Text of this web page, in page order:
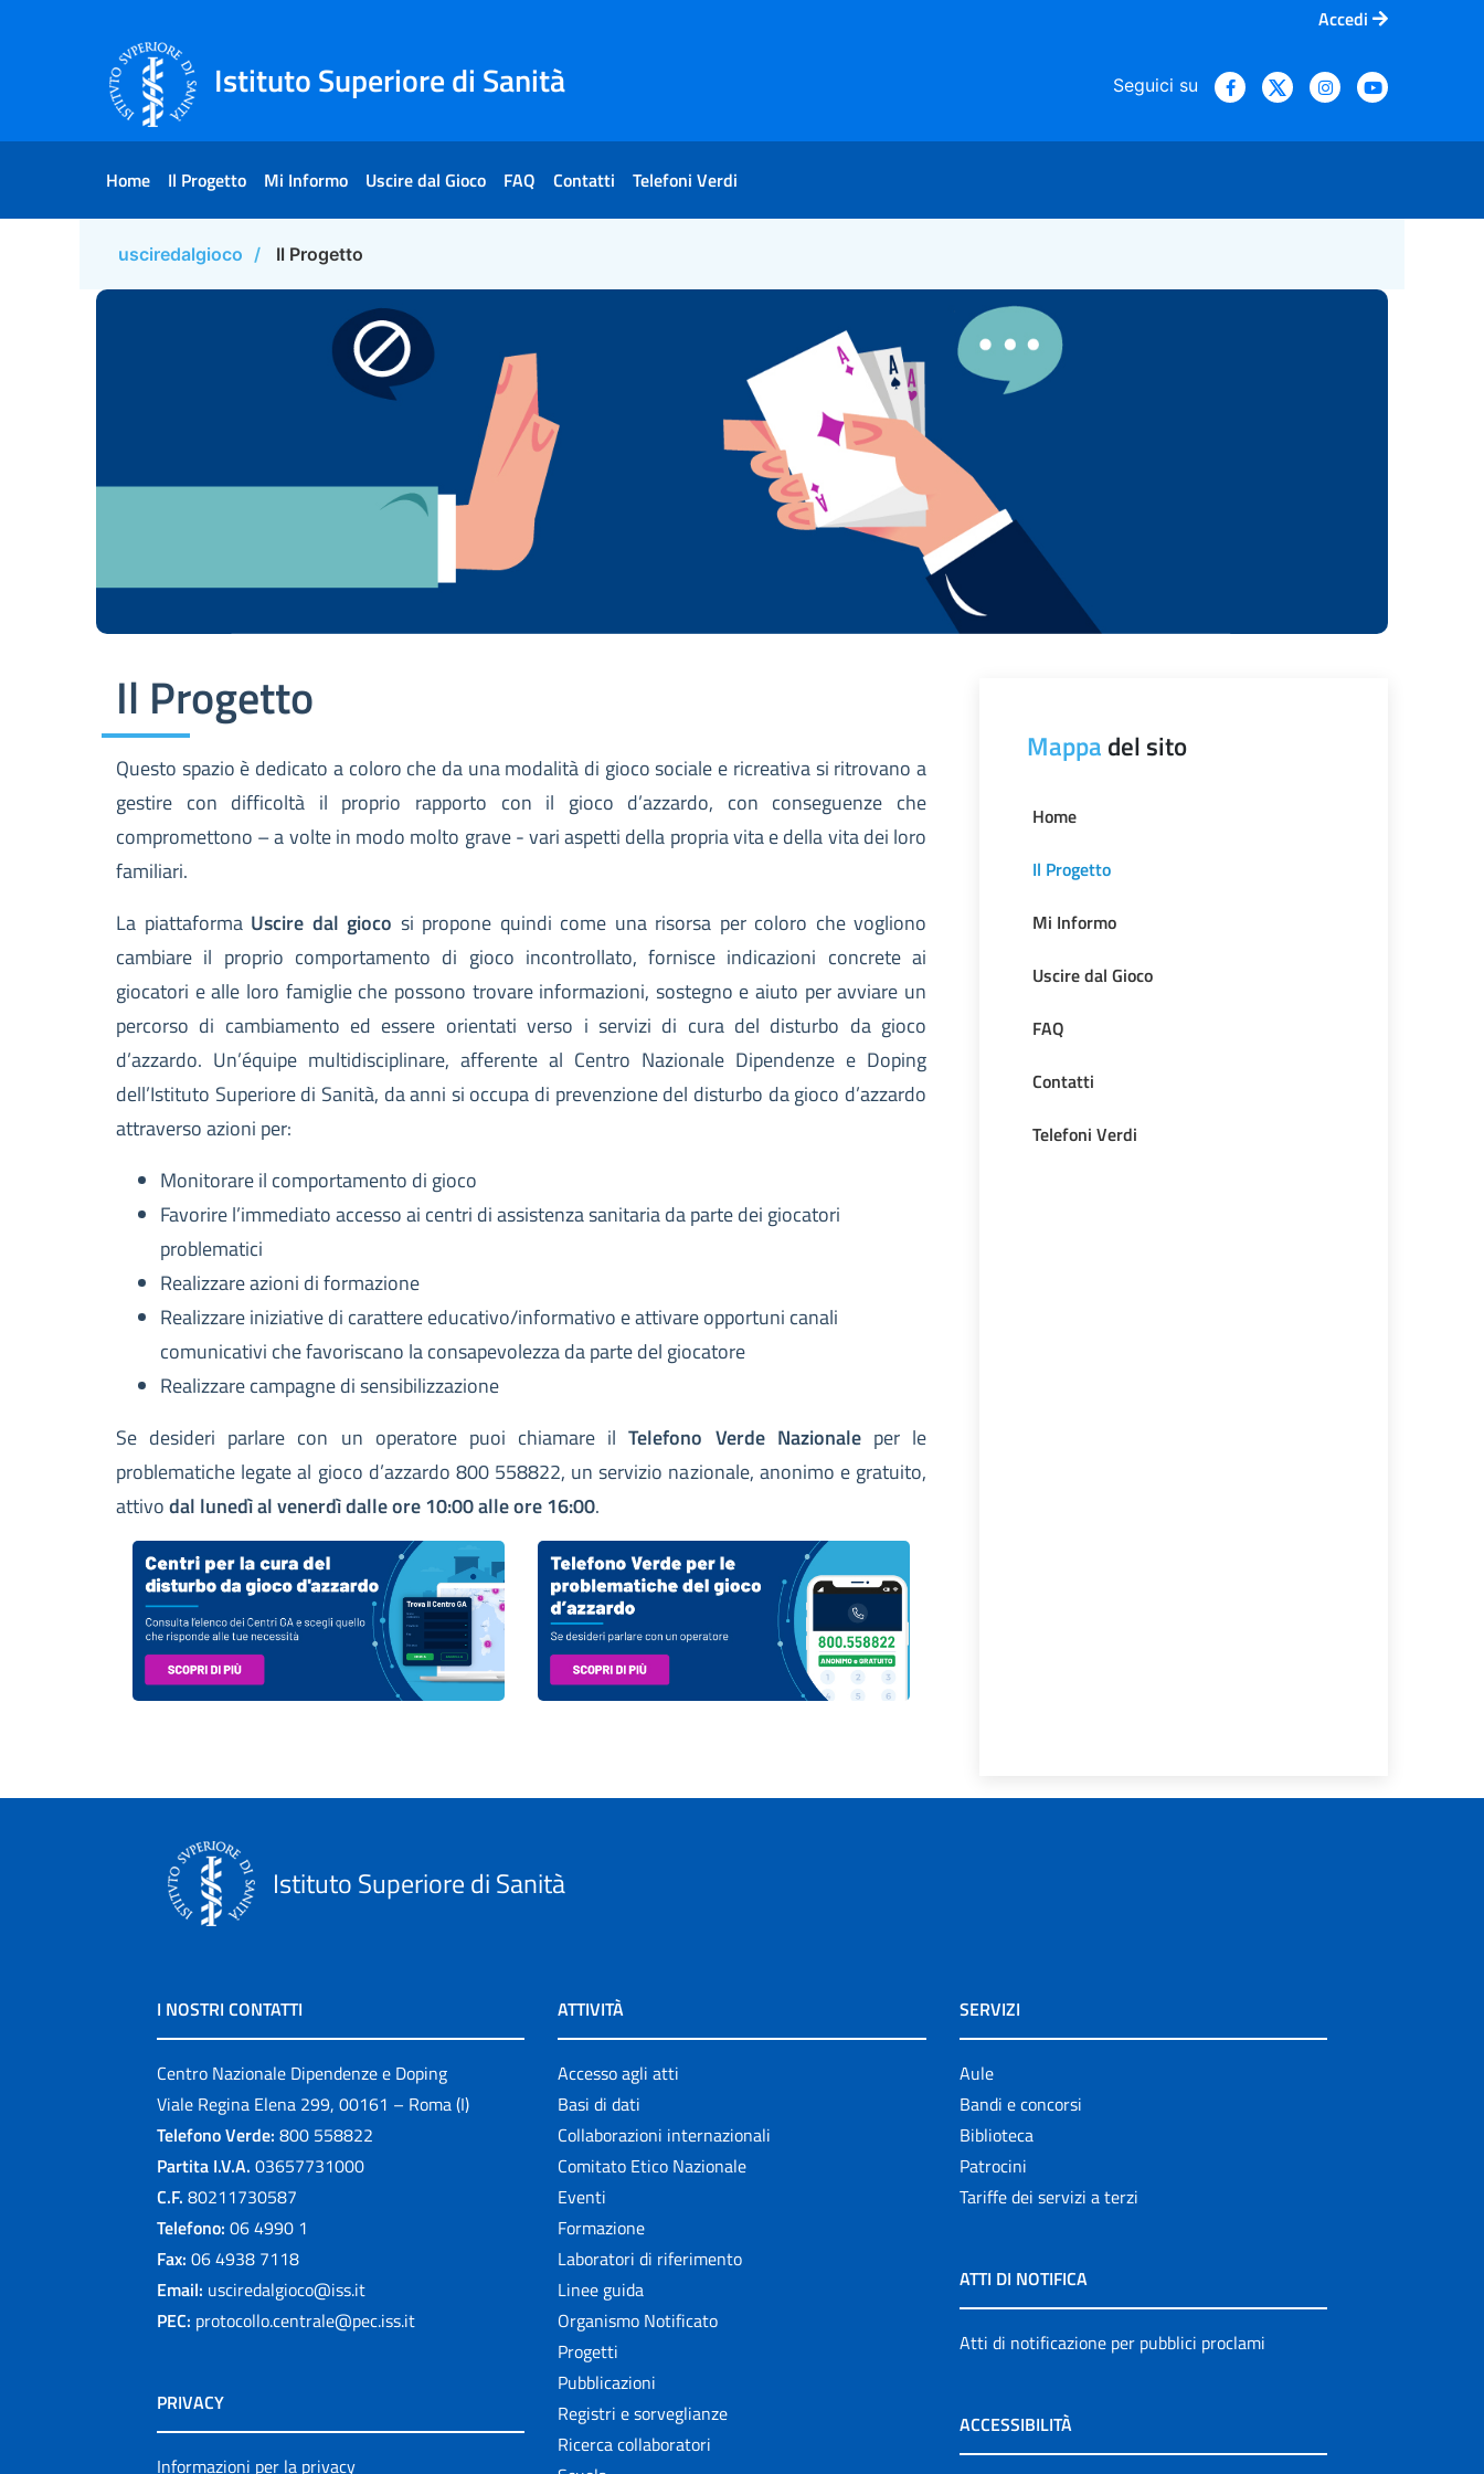
Accedi
Istituto Superiore di Sanità Seguici su
Home Il Progetto Mi Informo Uscire dal Gioco FAQ Contatti Telefoni Verdi
usciredalgioco Il Progetto
Il Progetto
Il Progetto
Questo spazio è dedicato a coloro che da una modalità di gioco sociale e ricreativa si ritrovano a
gestire con difficoltà il proprio rapporto con il gioco d’azzardo, con conseguenze che
compromettono – a volte in modo molto grave - vari aspetti della propria vita e della vita dei loro
familiari.
La piattaforma Uscire dal gioco si propone quindi come una risorsa per coloro che vogliono
cambiare il proprio comportamento di gioco incontrollato, fornisce indicazioni concrete ai
giocatori e alle loro famiglie che possono trovare informazioni, sostegno e aiuto per avviare un
percorso di cambiamento ed essere orientati verso i servizi di cura del disturbo da gioco
d’azzardo. Un’équipe multidisciplinare, afferente al Centro Nazionale Dipendenze e Doping
dell’Istituto Superiore di Sanità, da anni si occupa di prevenzione del disturbo da gioco d’azzardo
attraverso azioni per:
Monitorare il comportamento di gioco
Favorire l’immediato accesso ai centri di assistenza sanitaria da parte dei giocatori
problematici
Realizzare azioni di formazione
Realizzare iniziative di carattere educativo/informativo e attivare opportuni canali
comunicativi che favoriscano la consapevolezza da parte del giocatore
Realizzare campagne di sensibilizzazione
Se desideri parlare con un operatore puoi chiamare ilTelefono Verde Nazionaleper le
problematiche legate al gioco d’azzardo 800 558822, un servizio nazionale, anonimo e gratuito,
attivodal lunedì al venerdì dalle ore 10:00 alle ore 16:00.
Mappa del sito
Home
Il Progetto
Mi Informo
Uscire dal Gioco
FAQ
Contatti
Telefoni Verdi
Istituto Superiore di Sanità
I NOSTRI CONTATTI
Centro Nazionale Dipendenze e Doping
Viale Regina Elena 299, 00161 – Roma (I)
Telefono Verde: 800 558822
Partita I.V.A. 03657731000
C.F. 80211730587
Telefono: 06 4990 1
Fax: 06 4938 7118
Email: usciredalgioco@iss.it
PEC: protocollo.centrale@pec.iss.it
PRIVACY
Informazioni per la privacy
ATTIVITÀ
Accesso agli atti
Basi di dati
Collaborazioni internazionali
Comitato Etico Nazionale
Eventi
Formazione
Laboratori di riferimento
Linee guida
Organismo Notificato
Progetti
Pubblicazioni
Registri e sorveglianze
Ricerca collaboratori
SERVIZI
Aule
Bandi e concorsi
Biblioteca
Patrocini
Tariffe dei servizi a terzi
ATTI DI NOTIFICA
Atti di notificazione per pubblici proclami
ACCESSIBILITÀ